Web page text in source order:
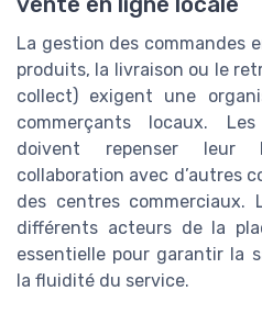
La gestion des commandes
produits, la livraison ou le
collect) exigent une
commerçants locaux.
doivent repenser leur
collaboration avec d’autres
des centres commerciaux.
différents acteurs de la
essentielle pour garantir la
la fluidité du service.